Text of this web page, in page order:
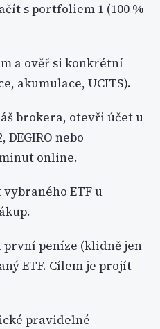
s portfoliem 1 (100 %
a ověř si konkrétní
akumulace, UCITS).
brokera, otevři účet u
nebo
online.
ETF u
první peníze (klidně jen
ETF. Cílem je projít
pravidelné